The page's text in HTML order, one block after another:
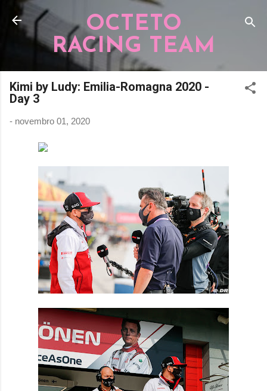
Pular para o conteúdo principal
OCTETO
RACING TEAM
Kimi by Ludy: Emilia-Romagna 2020 -
Day 3
- novembro 01, 2020